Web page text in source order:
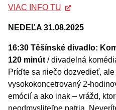
VIAC INFO TU
NEDEĽA 31.08.2025
16:30 Těšínské divadlo:
120 minút / divadelná
Príďte sa niečo dozvedieť,
vysokokoncetrovaný 2-
emócií a ako inak – vrážd,
neodmysliteľne patria.